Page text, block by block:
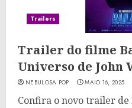
Trailers
Trailer do filme
Universo de John
NEBULOSA POP MAIO 16, 2025
Confira o novo trailer